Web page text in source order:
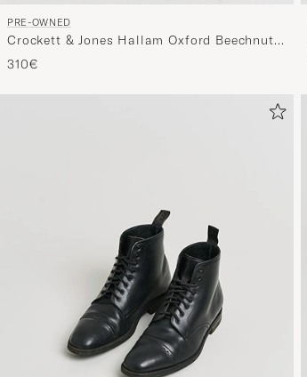
PRE-OWNED
Crockett & Jones Hallam Oxford Beechnut
Calf UK9,5 - EU43,5
310€